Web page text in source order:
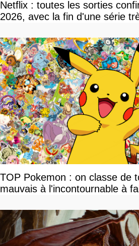
Netflix : toutes les sorties
2026, avec la fin d'une série
TOP Pokemon : on classe de
mauvais à l'incontournable à